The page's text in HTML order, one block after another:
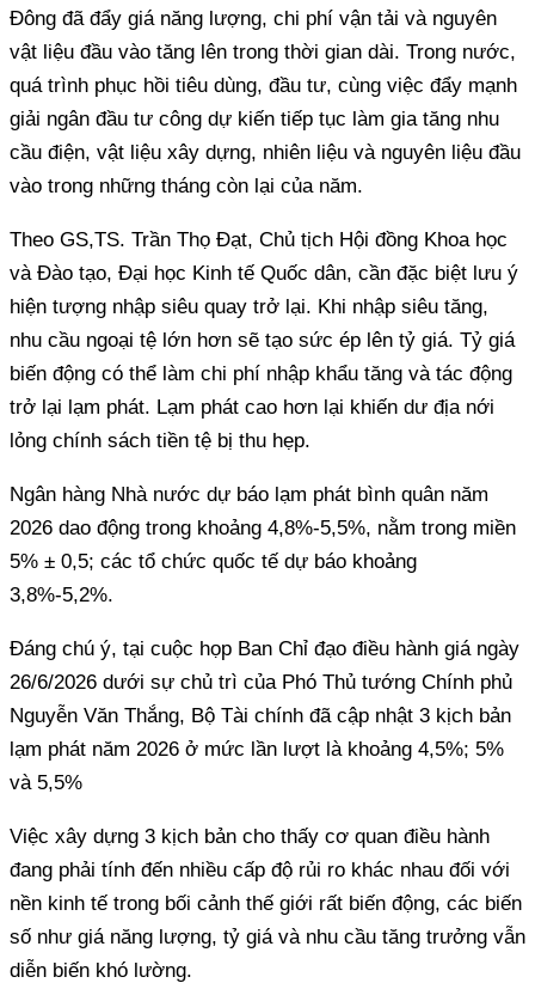
Đông đã đẩy giá năng lượng, chi phí vận tải và nguyên
vật liệu đầu vào tăng lên trong thời gian dài. Trong nước,
quá trình phục hồi tiêu dùng, đầu tư, cùng việc đẩy mạnh
giải ngân đầu tư công dự kiến tiếp tục làm gia tăng nhu
cầu điện, vật liệu xây dựng, nhiên liệu và nguyên liệu đầu
vào trong những tháng còn lại của năm.
Theo GS,TS. Trần Thọ Đạt, Chủ tịch Hội đồng Khoa học
và Đào tạo, Đại học Kinh tế Quốc dân, cần đặc biệt lưu ý
hiện tượng nhập siêu quay trở lại. Khi nhập siêu tăng,
nhu cầu ngoại tệ lớn hơn sẽ tạo sức ép lên tỷ giá. Tỷ giá
biến động có thể làm chi phí nhập khẩu tăng và tác động
trở lại lạm phát. Lạm phát cao hơn lại khiến dư địa nới
lỏng chính sách tiền tệ bị thu hẹp.
Ngân hàng Nhà nước dự báo lạm phát bình quân năm
2026 dao động trong khoảng 4,8%-5,5%, nằm trong miền
5% ± 0,5; các tổ chức quốc tế dự báo khoảng
3,8%-5,2%.
Đáng chú ý, tại cuộc họp Ban Chỉ đạo điều hành giá ngày
26/6/2026 dưới sự chủ trì của Phó Thủ tướng Chính phủ
Nguyễn Văn Thắng, Bộ Tài chính đã cập nhật 3 kịch bản
lạm phát năm 2026 ở mức lần lượt là khoảng 4,5%; 5%
và 5,5%
Việc xây dựng 3 kịch bản cho thấy cơ quan điều hành
đang phải tính đến nhiều cấp độ rủi ro khác nhau đối với
nền kinh tế trong bối cảnh thế giới rất biến động, các biến
số như giá năng lượng, tỷ giá và nhu cầu tăng trưởng vẫn
diễn biến khó lường.